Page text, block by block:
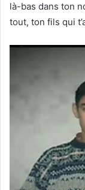
là-bas dans ton
tout, ton fils qui